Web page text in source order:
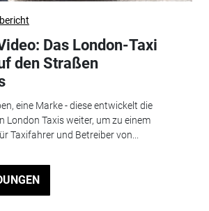
Das London-Taxi
den Straßen
eine Marke - diese entwickelt die
London Taxis weiter, um zu einem
Taxifahrer und Betreiber von...